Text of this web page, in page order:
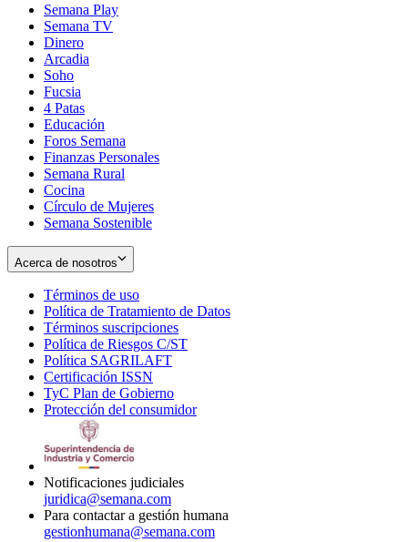
Semana Play
Semana TV
Dinero
Arcadia
Soho
in
new
window
Fucsia
in
new
window
4 Patas
Educación
Foros Semana
Finanzas Personales
Semana Rural
Cocina
Círculo de Mujeres
Semana Sostenible
Acerca de nosotros
Términos de uso
in
new
window
Política de Tratamiento de Datos
Términos suscripciones
in
Política de Riesgos C/ST
Política SAGRILAFT
new
window
Certificación ISSN
in
new
TyC Plan de Gobierno
in
Protección del consumidorOpens
Notificaciones judiciales
juridica@semana.com
Para contactar a gestión humana
gestionhumana@semana.com